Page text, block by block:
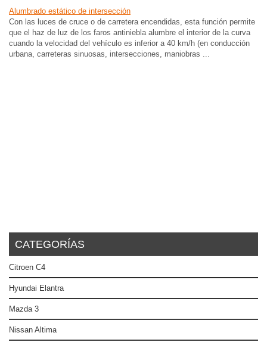
Alumbrado estático de intersección
Con las luces de cruce o de carretera encendidas, esta función permite
que el haz de luz de los faros antiniebla alumbre el interior de la curva
cuando la velocidad del vehículo es inferior a 40 km/h (en conducción
urbana, carreteras sinuosas, intersecciones, maniobras ...
CATEGORÍAS
Citroen C4
Hyundai Elantra
Mazda 3
Nissan Altima